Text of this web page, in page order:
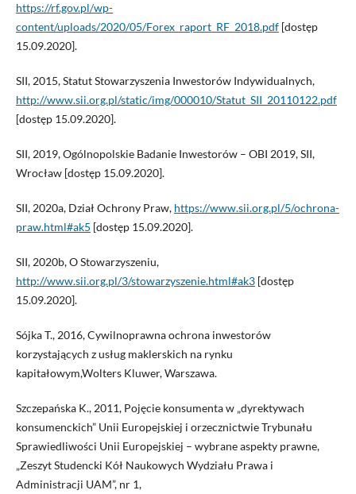
https://rf.gov.pl/wp-
content/uploads/2020/05/Forex_raport_RF_2018.pdf[dostęp
15.09.2020].
SII, 2015, Statut Stowarzyszenia Inwestorów Indywidualnych,
http://www.sii.org.pl/static/img/000010/Statut_SII_20110122.pdf
[dostęp 15.09.2020].
SII, 2019, Ogólnopolskie Badanie Inwestorów – OBI 2019, SII,
Wrocław [dostęp 15.09.2020].
SII, 2020a, Dział Ochrony Praw, https://www.sii.org.pl/5/ochrona-
praw.html#ak5 [dostęp 15.09.2020].
SII, 2020b, O Stowarzyszeniu,
http://www.sii.org.pl/3/stowarzyszenie.html#ak3[dostęp
15.09.2020].
Sójka T., 2016, Cywilnoprawna ochrona inwestorów
korzystających z usług maklerskich na rynku
kapitałowym,Wolters Kluwer, Warszawa.
Szczepańska K., 2011, Pojęcie konsumenta w „dyrektywach
konsumenckich” Unii Europejskiej i orzecznictwie Trybunału
Sprawiedliwości Unii Europejskiej – wybrane aspekty prawne,
„Zeszyt Studencki Kół Naukowych Wydziału Prawa i
Administracji UAM”, nr 1,